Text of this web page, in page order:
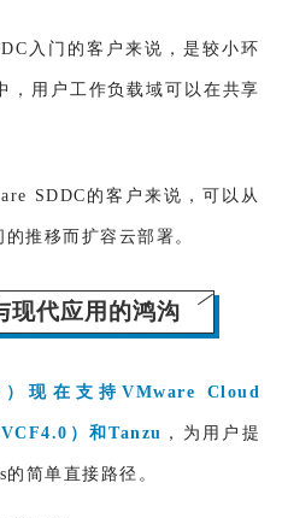
入门的客户来说，是较小环
，用户工作负载域可以在共享
SDDC的客户来说，可以从
推移而扩容云部署。
现代应用的鸿沟
）现在支持VMware Cloud
）和Tanzu ，为用户提
简单直接路径。